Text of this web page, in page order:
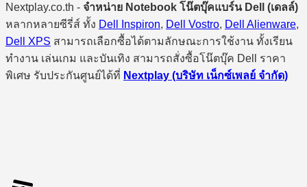
Nextplay.co.th - จำหน่าย Notebook โน๊ตบุ๊คแบร์น Dell (เดลล์)
หลากหลายซีรี่ส์ ทั้ง Dell Inspiron, Dell Vostro, Dell Alienware,
Dell XPS สามารถเลือกซื้อได้ตามลักษณะการใช้งาน ทั้งเรียน
ทำงาน เล่นเกม และบันเทิง สามารถสั่งซื้อโน๊ตบุ๊ค Dell ราคา
พิเศษ รับประกันศูนย์ได้ที่ Nextplay (บริษัท เน็กซ์เพลย์ จำกัด)